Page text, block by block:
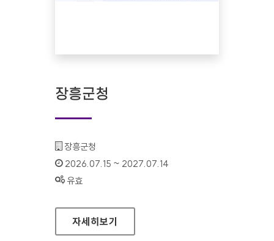
장흥군청
기관명 :
장흥군청
인증기간 :
2026.07.15 ~ 2027.07.14
상태 :
유효
장흥군청
자세히보기